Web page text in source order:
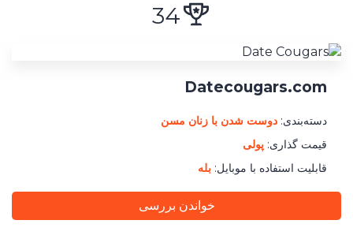
34
Datecougars.com
دسته‌بندی: دوست‌ شدن با زنان مسن
قیمت گذاری: پولی
قابلیت استفاده با موبایل: بله
خواندن بررسی